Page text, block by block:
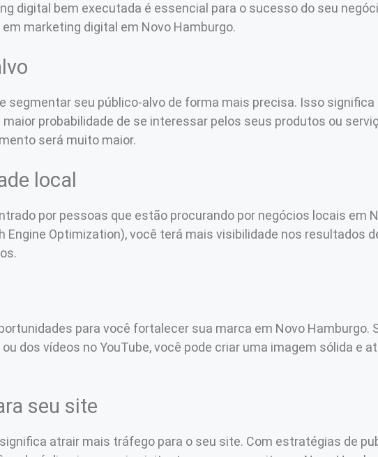
digital bem executada é essencial para o sucesso do seu
marketing digital em Novo Hamburgo.
segmentar seu público-alvo de forma mais precisa. Isso
probabilidade de se interessar pelos seus produtos ou
será muito maior.
local
por pessoas que estão procurando por negócios locais em
Engine Optimization), você terá mais visibilidade nos resultados
para você fortalecer sua marca em Novo Hamburgo.
dos vídeos no YouTube, você pode criar uma imagem sólida e
seu site
atrair mais tráfego para o seu site. Com estratégias de